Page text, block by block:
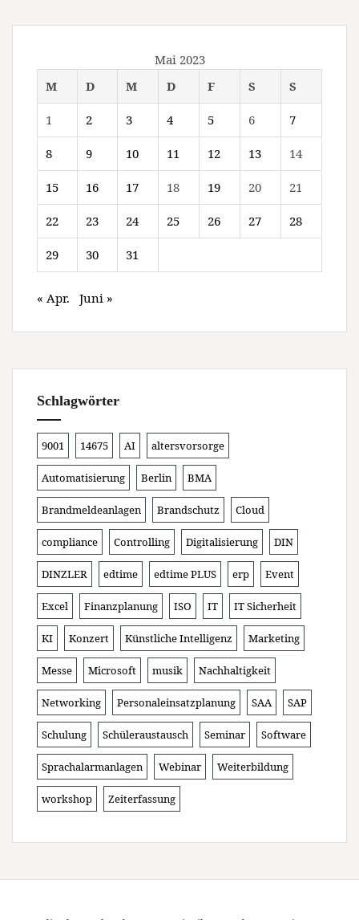
Mai 2023
M
D M D F S S
1 2 3 4 5 6 7
8 9 10 11 12 13 14
15 16 17 18 19 20 21
22 23 24 25 26 27 28
29 30 31
« Apr. Juni »
Schlagwörter
9001 14675 AI altersvorsorge
Automatisierung Berlin BMA
Brandmeldeanlagen Brandschutz Cloud
compliance Controlling Digitalisierung DIN
DINZLER edtime edtime PLUS erp Event
Excel Finanzplanung ISO IT IT Sicherheit
KI Konzert Künstliche Intelligenz Marketing
Messe Microsoft musik Nachhaltigkeit
Networking Personaleinsatzplanung SAA SAP
Schulung Schüleraustausch Seminar Software
Sprachalarmanlagen Webinar Weiterbildung
workshop Zeiterfassung